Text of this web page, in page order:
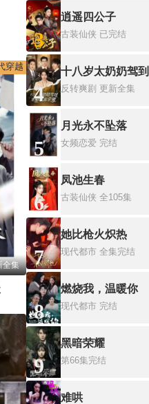
穿越
全集
3
逍遥四公子
古装仙侠 已完结
4
十八岁太奶奶驾
反转爽剧 更新全集
5
月光永不坠落
女频恋爱 完结
6
凤池生春
古装仙侠 全105集
7
她比枪火炽热
现代都市 全集完结
8
燃烧我，温暖你
现代都市 完结
9
黑暗荣耀
第66集完结
难哄